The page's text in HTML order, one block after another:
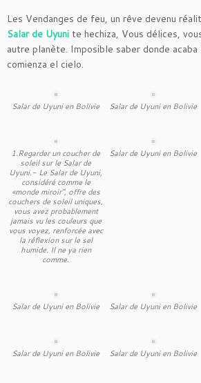
Les Vendanges de feu, un rêve devenu
Salar de Uyuni te hechiza, Vous délices,
autre planète. Imposible saber donde
comienza el cielo.
Salar de Uyuni en Bolivie Salar de Uyuni en Bolivie
1.Regarder un coucher de
soleil sur le Salar de
Uyuni.- Le Salar de Uyuni,
considéré comme le
«monde miroir", offre des
couchers de soleil uniques,
vous avez probablement
jamais vu les couleurs que
vous voyez, renforcée avec
la réflexion sur le sel
humide. Il ne ya rien
comme.
Salar de Uyuni en Bolivie
Salar de Uyuni en Bolivie Salar de Uyuni en Bolivie
Salar de Uyuni en Bolivie Salar de Uyuni en Bolivie